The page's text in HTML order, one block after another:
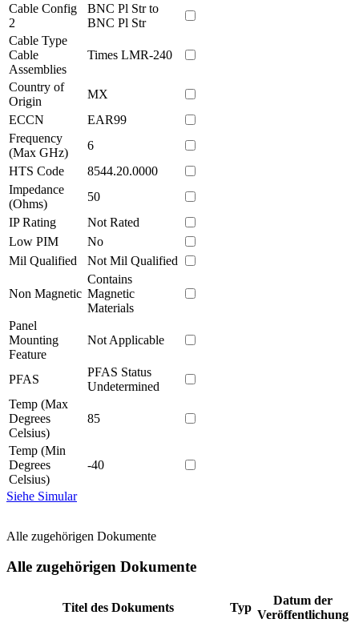
Cable Config
2
BNC Pl Str to
BNC Pl Str
Cable Type
Cable
Assemblies
Times LMR-240
Country of
Origin
MX
ECCN
EAR99
Frequency
(Max GHz)
6
HTS Code
8544.20.0000
Impedance
(Ohms)
50
IP Rating
Not Rated
Low PIM
No
Mil Qualified
Not Mil Qualified
Non Magnetic
Contains
Magnetic
Materials
Panel
Mounting
Feature
Not Applicable
PFAS
PFAS Status
Undetermined
Temp (Max
Degrees
Celsius)
85
Temp (Min
Degrees
Celsius)
-40
Siehe Simular
Alle zugehörigen Dokumente
Alle zugehörigen Dokumente
Titel des Dokuments Typ
Datum der
Veröffentlichung